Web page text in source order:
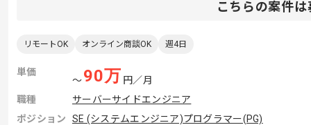
こちらの案件
リモートOK オンライン商談OK 週4日
単価
〜90万 円／月
職種
サーバーサイドエンジニア
ポジション
SE (システムエンジニア)プログラマー(PG)